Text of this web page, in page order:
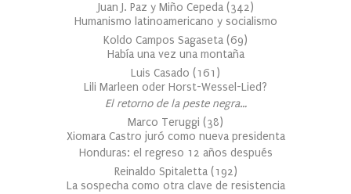
Juan J. Paz y Miño Cepeda (342)
Humanismo latinoamericano y socialismo
Koldo Campos Sagaseta (69)
Había una vez una montaña
Luis Casado (161 )
Lili Marleen oder Horst-Wessel-Lied?
El retorno de la peste negra…
Marco Teruggi (38)
Xiomara Castro juró como nueva presidenta
Honduras: el regreso 12 años después
Reinaldo Spitaletta (192)
La sospecha como otra clave de resistencia